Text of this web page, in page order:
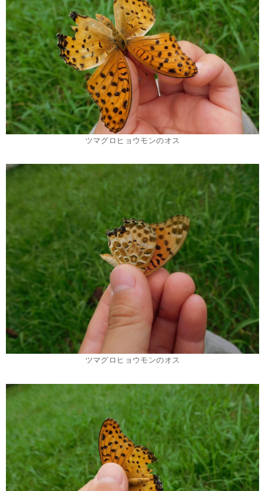
ツマグロヒョウモンのオス
ツマグロヒョウモンのオス